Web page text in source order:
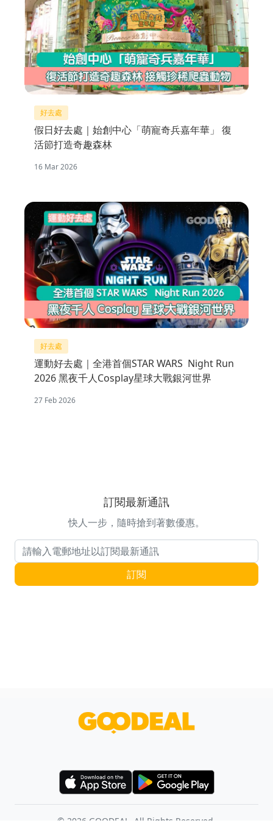
好去處
假日好去處｜始創中心「萌寵奇兵嘉年華」 復
活節打造奇趣森林
16 Mar 2026
好去處
運動好去處｜全港首個STAR WARS Night Run
2026 黑夜千人Cosplay星球大戰銀河世界
27 Feb 2026
訂閱最新通訊
快人一步，隨時搶到著數優惠。
電郵地址 訂閱